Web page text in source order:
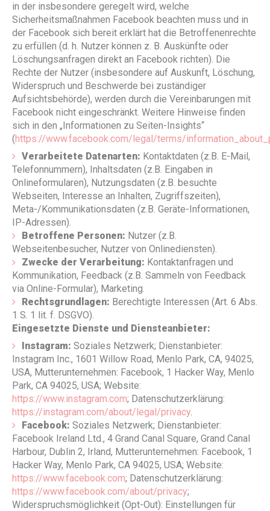
in der insbesondere geregelt wird, welche
Sicherheitsmaßnahmen Facebook beachten muss und in
der Facebook sich bereit erklärt hat die Betroffenenrechte
zu erfüllen (d. h. Nutzer können z. B. Auskünfte oder
Löschungsanfragen direkt an Facebook richten). Die
Rechte der Nutzer (insbesondere auf Auskunft, Löschung,
Widerspruch und Beschwerde bei zuständiger
Aufsichtsbehörde), werden durch die Vereinbarungen mit
Facebook nicht eingeschränkt. Weitere Hinweise finden
sich in den „Informationen zu Seiten-Insights“
(https://www.facebook.com/legal/terms/
Verarbeitete Datenarten: Kontaktdaten (z.B. E-Mail,
Telefonnummern), Inhaltsdaten (z.B. Eingaben in
Onlineformularen), Nutzungsdaten (z.B. besuchte
Webseiten, Interesse an Inhalten, Zugriffszeiten),
Meta-/Kommunikationsdaten (z.B. Geräte-Informationen,
IP-Adressen).
Betroffene Personen: Nutzer (z.B.
Webseitenbesucher, Nutzer von Onlinediensten).
Zwecke der Verarbeitung: Kontaktanfragen und
Kommunikation, Feedback (z.B. Sammeln von Feedback
via Online-Formular), Marketing.
Rechtsgrundlagen: Berechtigte Interessen (Art. 6 Abs.
1 S. 1 lit. f. DSGVO).
Eingesetzte Dienste und Diensteanbieter:
Instagram: Soziales Netzwerk; Dienstanbieter:
Instagram Inc., 1601 Willow Road, Menlo Park, CA, 94025,
USA, Mutterunternehmen: Facebook, 1 Hacker Way, Menlo
Park, CA 94025, USA; Website:
https://www.instagram.com; Datenschutzerklärung:
https://instagram.com/about/legal/privacy.
Facebook: Soziales Netzwerk; Dienstanbieter:
Facebook Ireland Ltd., 4 Grand Canal Square, Grand Canal
Harbour, Dublin 2, Irland, Mutterunternehmen: Facebook, 1
Hacker Way, Menlo Park, CA 94025, USA; Website:
https://www.facebook.com; Datenschutzerklärung:
https://www.facebook.com/about/privacy;
Widerspruchsmöglichkeit (Opt-Out): Einstellungen für